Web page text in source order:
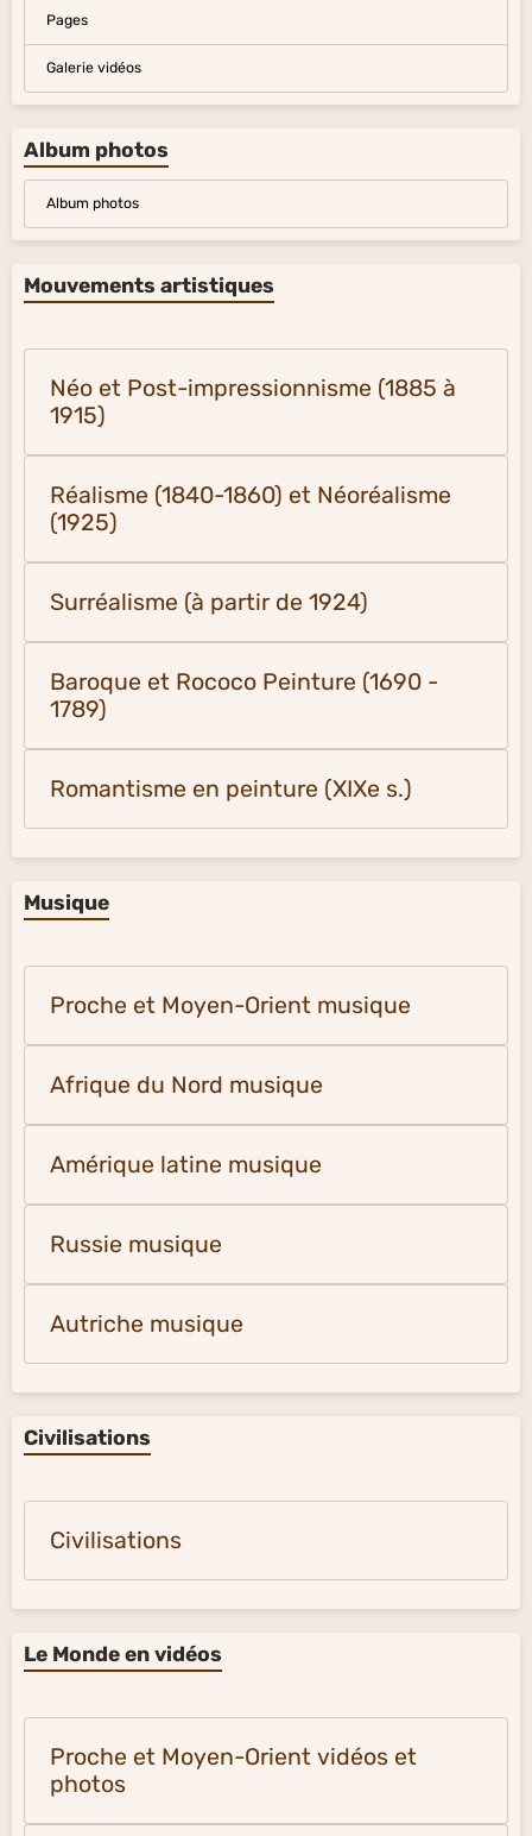
Pages
Galerie vidéos
Album photos
Album photos
Mouvements artistiques
Néo et Post-impressionnisme (1885 à
1915)
Réalisme (1840-1860) et Néoréalisme
(1925)
Surréalisme (à partir de 1924)
Baroque et Rococo Peinture (1690 -
1789)
Romantisme en peinture (XIXe s.)
Musique
Proche et Moyen-Orient musique
Afrique du Nord musique
Amérique latine musique
Russie musique
Autriche musique
Civilisations
Civilisations
Le Monde en vidéos
Proche et Moyen-Orient vidéos et
photos